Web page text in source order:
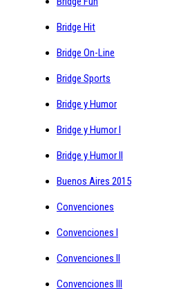
Bridge Hit
Bridge On-Line
Bridge Sports
Bridge y Humor
Bridge y Humor I
Bridge y Humor II
Buenos Aires 2015
Convenciones
Convenciones I
Convenciones II
Convenciones III